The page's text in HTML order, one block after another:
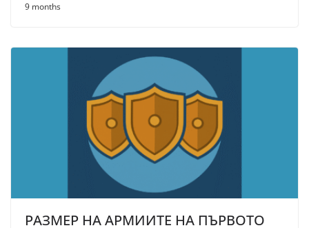
9 months
РАЗМЕР НА АРМИИТЕ НА ПЪРВОТО